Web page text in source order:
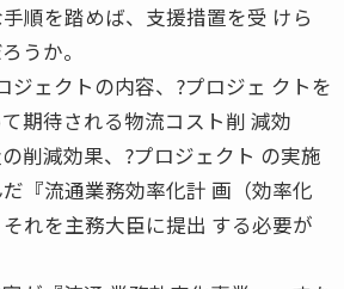
順を踏めば、支援措置を受 けら
うか。
ジェクトの内容、?プロジェ クトを
期待される物流コスト削 減効
削減効果、?プロジェクト の実施
だ『流通業務効率化計 画（効率化
れを主務大臣に提出 する必要が